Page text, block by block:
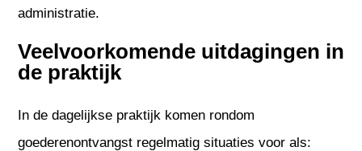
administratie.
Veelvoorkomende uitdagingen in
de praktijk
In de dagelijkse praktijk komen rondom
goederenontvangst regelmatig situaties voor als: